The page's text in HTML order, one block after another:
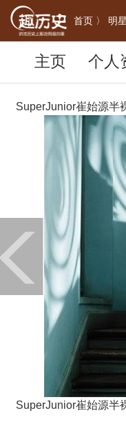
首页 〉 明
主页 个人
SuperJunior崔始源半
SuperJunior崔始源半